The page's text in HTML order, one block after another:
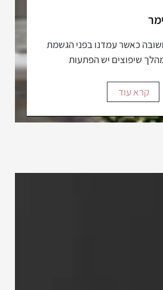
כאשר עמדנו בפני הגשמת
שיפוצים יש הפתעות
קרא עוד